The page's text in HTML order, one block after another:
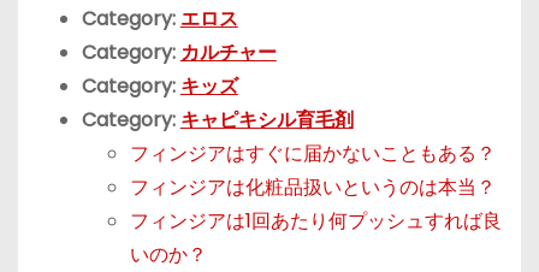
Category: エロス
Category: カルチャー
Category: キッズ
Category: キャピキシル育毛剤
フィンジアはすぐに届かないこともある？
フィンジアは化粧品扱いというのは本当？
フィンジアは1回あたり何プッシュすれば良
いのか？